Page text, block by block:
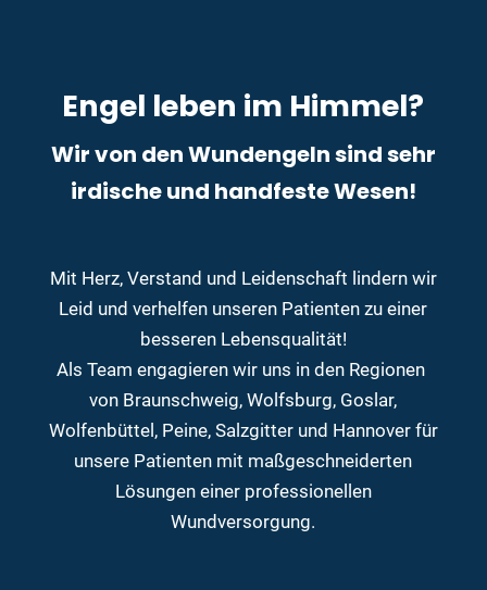
Engel leben im Himmel?
Wir von den Wundengeln sind sehr
irdische und handfeste Wesen!
Mit Herz, Verstand und Leidenschaft lindern wir
Leid und verhelfen unseren Patienten zu einer
besseren Lebensqualität!
Als Team engagieren wir uns in den Regionen
von Braunschweig, Wolfsburg, Goslar,
Wolfenbüttel, Peine, Salzgitter und Hannover für
unsere Patienten mit maßgeschneiderten
Lösungen einer professionellen
Wundversorgung.